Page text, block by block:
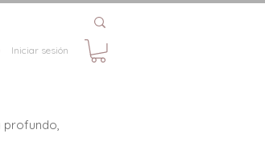
Iniciar sesión
profundo,